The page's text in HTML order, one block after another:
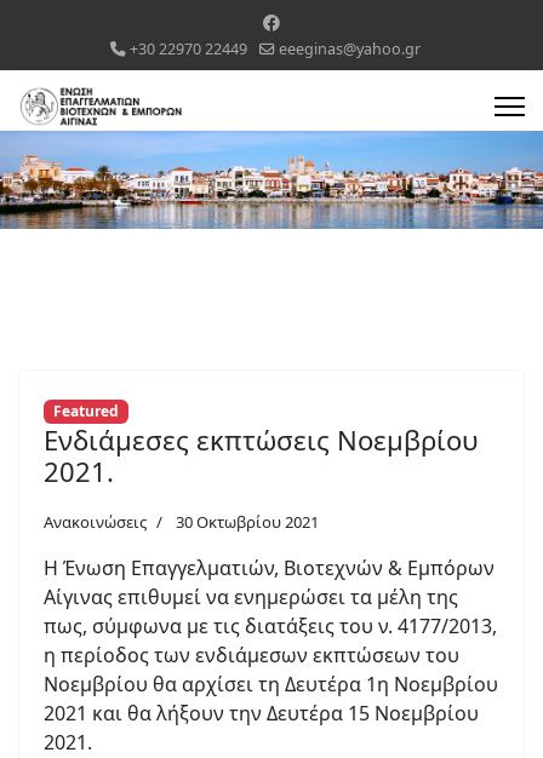
+30 22970 22449 eeeginas@yahoo.gr
Featured
Ενδιάμεσες εκπτώσεις Νοεμβρίου
2021.
Ανακοινώσεις 30 Οκτωβρίου 2021
Η Ένωση Επαγγελματιών, Βιοτεχνών & Εμπόρων
Αίγινας επιθυμεί να ενημερώσει τα μέλη της
πως, σύμφωνα με τις διατάξεις του ν. 4177/2013,
η περίοδος των ενδιάμεσων εκπτώσεων του
Νοεμβρίου θα αρχίσει τη Δευτέρα 1η Νοεμβρίου
2021 και θα λήξουν την Δευτέρα 15 Νοεμβρίου
2021.